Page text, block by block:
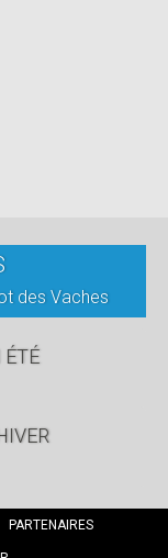
des Vaches
ÉTÉ
PARTENAIRES